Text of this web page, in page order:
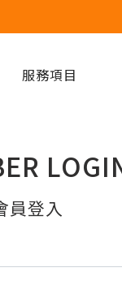
服務項目
員登入